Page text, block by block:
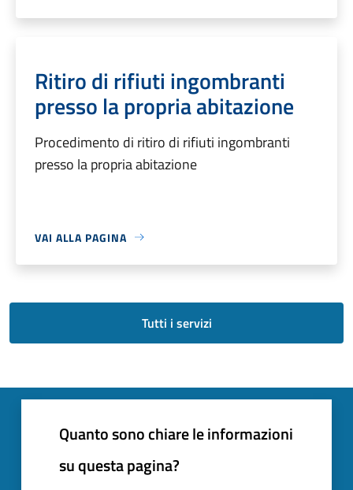
Ritiro di rifiuti ingombranti
presso la propria abitazione
Procedimento di ritiro di rifiuti ingombranti
presso la propria abitazione
VAI ALLA PAGINA
Tutti i servizi
Quanto sono chiare le informazioni
su questa pagina?